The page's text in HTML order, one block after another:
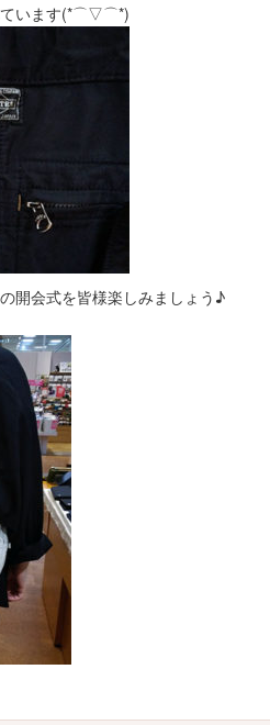
ています(*⌒▽⌒*)
開会式を皆様楽しみましょう♪